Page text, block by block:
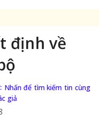
định về
Nhấn để tìm kiếm tin cùng
tác giả